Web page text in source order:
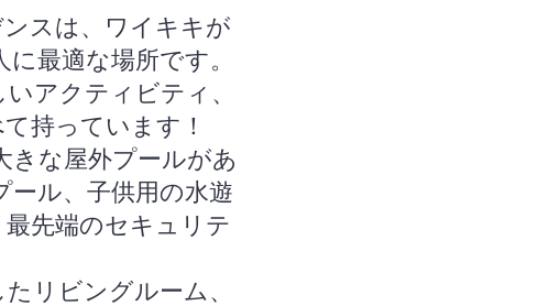
スは、ワイキキが
最適な場所です。
アクティビティ、
持っています！
きな屋外プールがあ
ール、子供用の水遊
先端のセキュリテ
リビングルーム、